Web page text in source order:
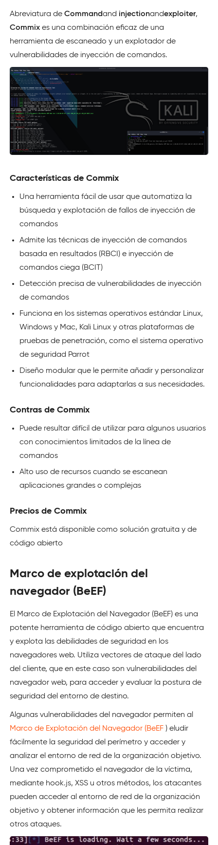
Abreviatura de Commandand injectionandexploiter,
Commix es una combinación eficaz de una
herramienta de escaneado y un explotador de
vulnerabilidades de inyección de comandos.
Características de Commix
Una herramienta fácil de usar que automatiza la
búsqueda y explotación de fallos de inyección de
comandos
Admite las técnicas de inyección de comandos
basada en resultados (RBCI) e inyección de
comandos ciega (BCIT)
Detección precisa de vulnerabilidades de inyección
de comandos
Funciona en los sistemas operativos estándar Linux,
Windows y Mac, Kali Linux y otras plataformas de
pruebas de penetración, como el sistema operativo
de seguridad Parrot
Diseño modular que le permite añadir y personalizar
funcionalidades para adaptarlas a sus necesidades.
Contras de Commix
Puede resultar difícil de utilizar para algunos usuarios
con conocimientos limitados de la línea de
comandos
Alto uso de recursos cuando se escanean
aplicaciones grandes o complejas
Precios de Commix
Commix está disponible como solución gratuita y de
código abierto
Marco de explotación del
navegador (BeEF)
El Marco de Explotación del Navegador (BeEF) es una
potente herramienta de código abierto que encuentra
y explota las debilidades de seguridad en los
navegadores web. Utiliza vectores de ataque del lado
del cliente, que en este caso son vulnerabilidades del
navegador web, para acceder y evaluar la postura de
seguridad del entorno de destino.
Algunas vulnerabilidades del navegador permiten al
Marco de Explotación del Navegador (BeEF ) eludir
fácilmente la seguridad del perímetro y acceder y
analizar el entorno de red de la organización objetivo.
Una vez comprometido el navegador de la víctima,
mediante hook.js, XSS u otros métodos, los atacantes
pueden acceder al entorno de red de la organización
objetivo y obtener información que les permita realizar
otros ataques.